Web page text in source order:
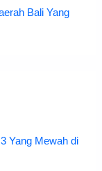
Bali Yang
Yang Mewah di